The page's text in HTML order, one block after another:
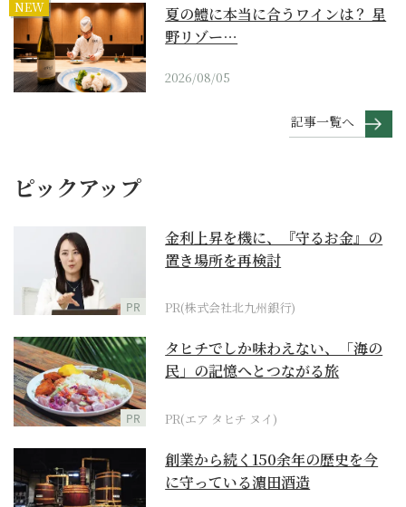
NEW
夏の鱧に本当に合うワインは？ 星
野リゾー…
2026/08/05
記事一覧へ
ピックアップ
PR
金利上昇を機に、『守るお金』の
置き場所を再検討
PR(株式会社北九州銀行)
PR
タヒチでしか味わえない、「海の
民」の記憶へとつながる旅
PR(エア タヒチ ヌイ)
創業から続く150余年の歴史を今
に守っている濵田酒造